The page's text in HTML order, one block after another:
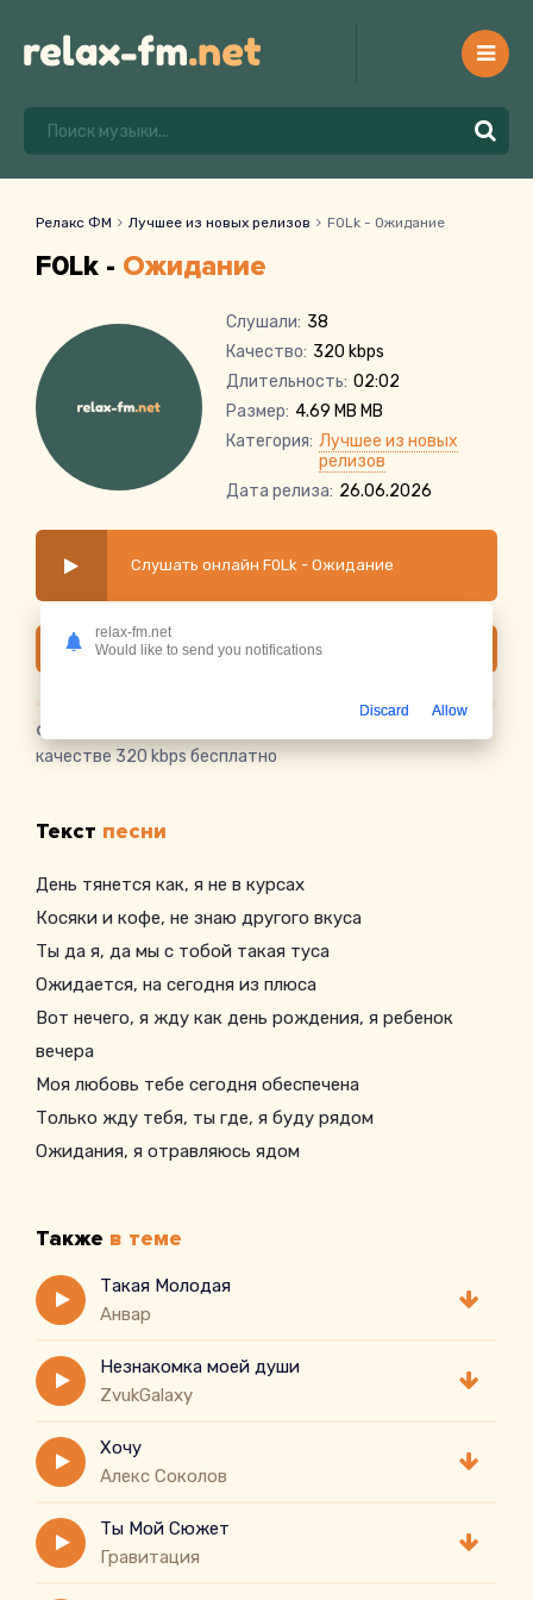
Релакс ФМ Лучшее из новых релизов F0Lk - Ожидание
F0Lk - Ожидание
Слушали: 38
Качество: 320 kbps
Длительность: 02:02
Размер: 4.69 MB MB
Категория: Лучшее из новых
релизов
Дата релиза: 26.06.2026
Слушать онлайн F0Lk - Ожидание
Скачать
Скачать песню F0Lk - Ожидание
качестве 320 kbps бесплатно
Текст песни
День тянется как, я не в курсах
Косяки и кофе, не знаю другого вкуса
Ты да я, да мы с тобой такая туса
Ожидается, на сегодня из плюса
Вот нечего, я жду как день рождения, я ребенок
вечера
Моя любовь тебе сегодня обеспечена
Только жду тебя, ты где, я буду рядом
Ожидания, я отравляюсь ядом
Я жду тебя, ты где, я буду рядом
Ожидания, я отравляюсь ядом
Руши меня запахом и стреляй взглядом
Дай мне, дай мне, дай мне только заряда
Также в теме
Такая Молодая
Анвар
Незнакомка моей души
ZvukGalaxy
Хочу
Алекс Соколов
Ты Мой Сюжет
Гравитация
relax-fm.net
Would like to send you notifications
Discard Allow